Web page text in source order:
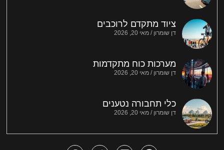
ציוד מתקדם לרוכבים
דן שומרון מאי 20, 2026
מערכות כוח מתקדמות
דן שומרון מאי 20, 2026
כלי תחבורה נטענים
דן שומרון מאי 20, 2026